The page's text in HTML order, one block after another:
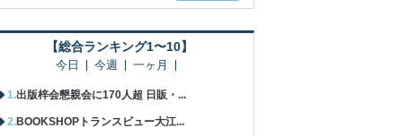
【総合ランキング1〜10】
今日 今週 一ヶ月
出版梓会懇親会に170人超 日販・...
BOOKSHOPトランスビュー大江...